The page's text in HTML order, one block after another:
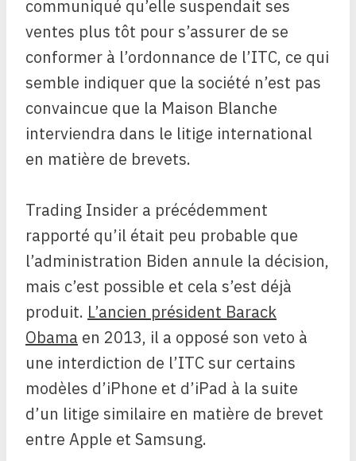
communiqué qu’elle suspendait ses
ventes plus tôt pour s’assurer de se
conformer à l’ordonnance de l’ITC, ce qui
semble indiquer que la société n’est pas
convaincue que la Maison Blanche
interviendra dans le litige international
en matière de brevets.
Trading Insider a précédemment
rapporté qu’il était peu probable que
l’administration Biden annule la décision,
mais c’est possible et cela s’est déjà
produit. L’ancien président Barack
Obama en 2013, il a opposé son veto à
une interdiction de l’ITC sur certains
modèles d’iPhone et d’iPad à la suite
d’un litige similaire en matière de brevet
entre Apple et Samsung.